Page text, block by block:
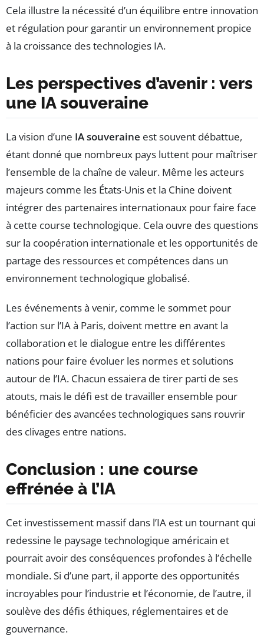
Cela illustre la nécessité d’un équilibre entre innovation
et régulation pour garantir un environnement propice
à la croissance des technologies IA.
Les perspectives d’avenir : vers
une IA souveraine
La vision d’une IA souveraine est souvent débattue,
étant donné que nombreux pays luttent pour maîtriser
l’ensemble de la chaîne de valeur. Même les acteurs
majeurs comme les États-Unis et la Chine doivent
intégrer des partenaires internationaux pour faire face
à cette course technologique. Cela ouvre des questions
sur la coopération internationale et les opportunités de
partage des ressources et compétences dans un
environnement technologique globalisé.
Les événements à venir, comme le sommet pour
l’action sur l’IA à Paris, doivent mettre en avant la
collaboration et le dialogue entre les différentes
nations pour faire évoluer les normes et solutions
autour de l’IA. Chacun essaiera de tirer parti de ses
atouts, mais le défi est de travailler ensemble pour
bénéficier des avancées technologiques sans rouvrir
des clivages entre nations.
Conclusion : une course
effrénée à l’IA
Cet investissement massif dans l’IA est un tournant qui
redessine le paysage technologique américain et
pourrait avoir des conséquences profondes à l’échelle
mondiale. Si d’une part, il apporte des opportunités
incroyables pour l’industrie et l’économie, de l’autre, il
soulève des défis éthiques, réglementaires et de
gouvernance.